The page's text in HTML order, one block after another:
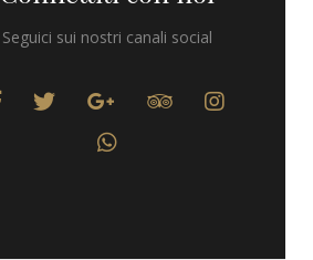
Seguici sui nostri canali social